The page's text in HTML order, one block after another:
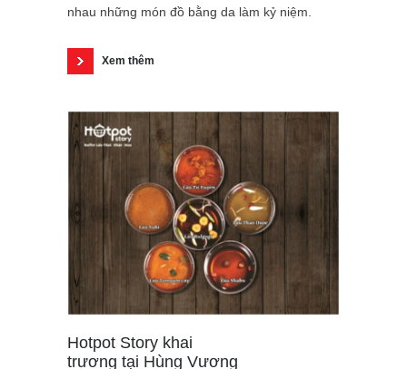
nhau những món đồ bằng da làm kỷ niệm.
Xem thêm
Hotpot Story khai
trương tại Hùng Vương